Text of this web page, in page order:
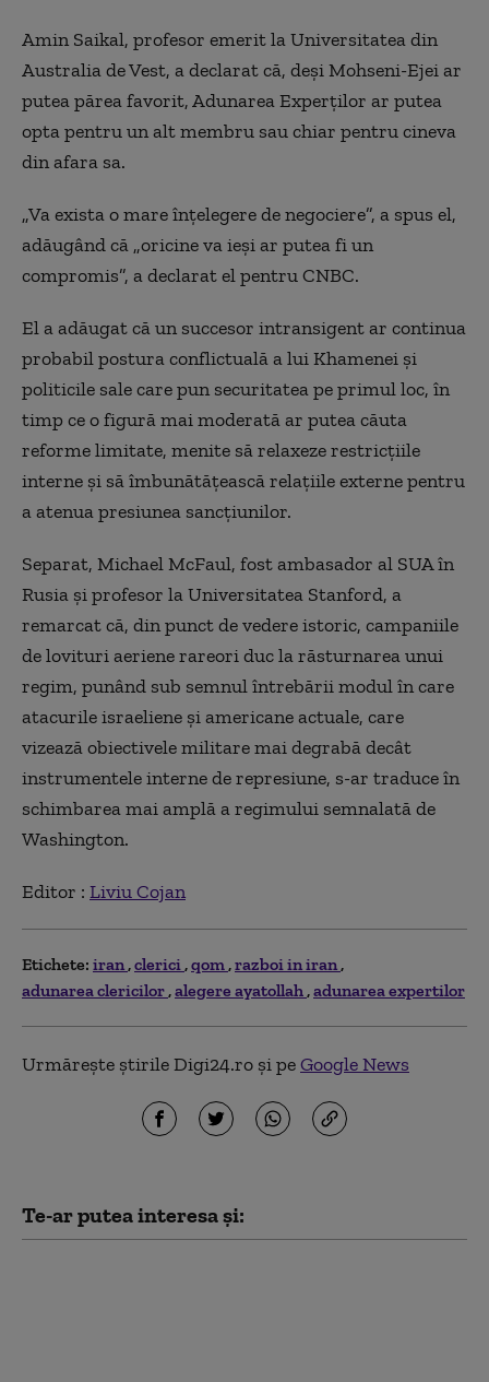
Amin Saikal, profesor emerit la Universitatea din
Australia de Vest, a declarat că, deși Mohseni-Ejei ar
putea părea favorit, Adunarea Experților ar putea
opta pentru un alt membru sau chiar pentru cineva
din afara sa.
„Va exista o mare înțelegere de negociere”, a spus el,
adăugând că „oricine va ieși ar putea fi un
compromis”, a declarat el pentru CNBC.
El a adăugat că un succesor intransigent ar continua
probabil postura conflictuală a lui Khamenei și
politicile sale care pun securitatea pe primul loc, în
timp ce o figură mai moderată ar putea căuta
reforme limitate, menite să relaxeze restricțiile
interne și să îmbunătățească relațiile externe pentru
a atenua presiunea sancțiunilor.
Separat, Michael McFaul, fost ambasador al SUA în
Rusia și profesor la Universitatea Stanford, a
remarcat că, din punct de vedere istoric, campaniile
de lovituri aeriene rareori duc la răsturnarea unui
regim, punând sub semnul întrebării modul în care
atacurile israeliene și americane actuale, care
vizează obiectivele militare mai degrabă decât
instrumentele interne de represiune, s-ar traduce în
schimbarea mai amplă a regimului semnalată de
Washington.
Editor : Liviu Cojan
Etichete: iran clerici qom razboi in iran
adunarea clericilor alegere ayatollah adunarea expertilor
Urmărește știrile Digi24.ro și peGoogle News
Te-ar putea interesa și: